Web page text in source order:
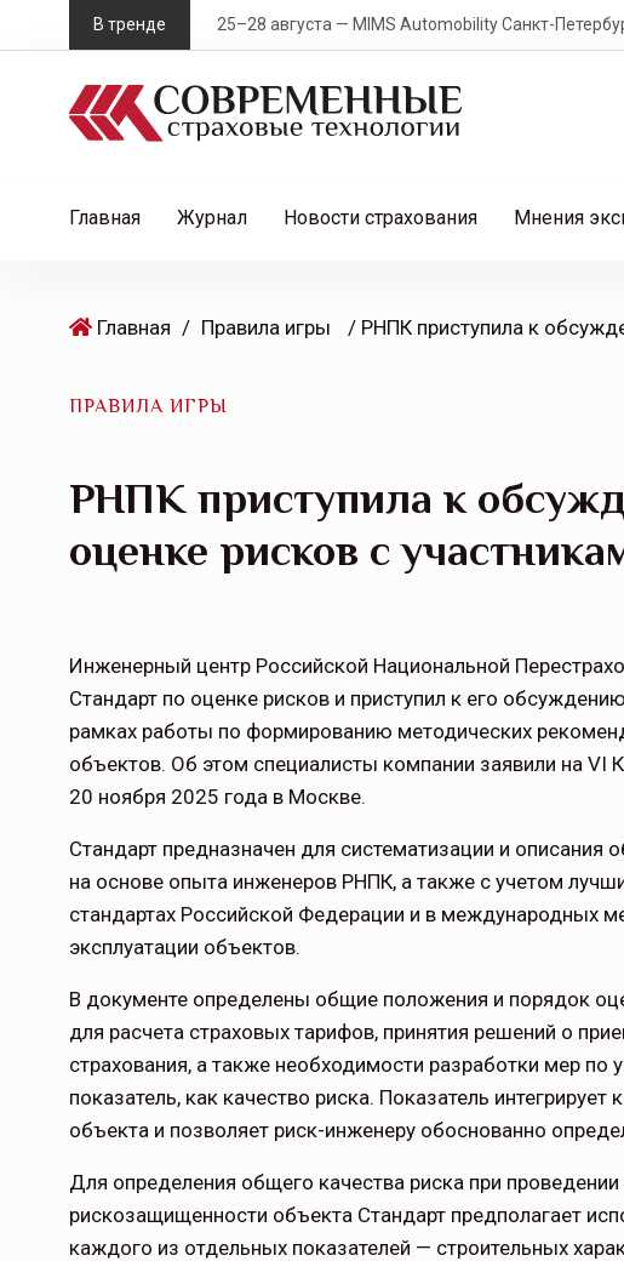
k
В тренде 25–28 августа — MIMS Automobility Санкт-
Главная Журнал Новости страхования Мнения
Главная / Правила игры
ПРАВИЛА ИГРЫ
РНПК приступила к
оценке рисков с
Инженерный центр Российской Национальной
Стандарт по оценке рисков и приступил к его
рамках работы по формированию методических
объектов. Об этом специалисты компании заявили на
20 ноября 2025 года в Москве.
Стандарт предназначен для систематизации и описания
на основе опыта инженеров РНПК, а также с учетом
стандартах Российской Федерации и в международных
эксплуатации объектов.
В документе определены общие положения и порядок
для расчета страховых тарифов, принятия решений о
страхования, а также необходимости разработки мер
показатель, как качество риска. Показатель
объекта и позволяет риск-инженеру обоснованно
Для определения общего качества риска при
рискозащищенности объекта Стандарт предполагает
каждого из отдельных показателей — строительных